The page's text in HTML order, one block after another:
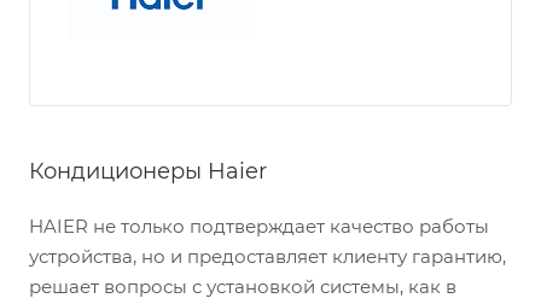
Кондиционеры Haier
HAIER не только подтверждает качество работы
устройства, но и предоставляет клиенту гарантию,
решает вопросы с установкой системы, как в